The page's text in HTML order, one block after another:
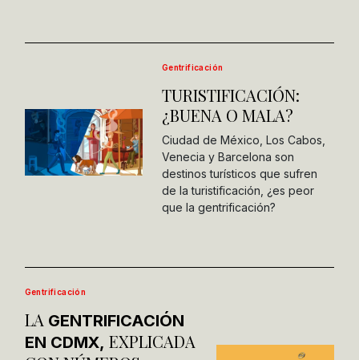
Gentrificación
TURISTIFICACIÓN:
¿BUENA O MALA?
Ciudad de México, Los Cabos,
Venecia y Barcelona son
destinos turísticos que sufren
de la turistificación, ¿es peor
que la gentrificación?
Gentrificación
LA GENTRIFICACIÓN
EN CDMX, EXPLICADA